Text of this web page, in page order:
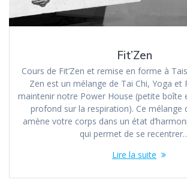
Fit’Zen
Cours de Fit’Zen et remise en forme à
Zen est un mélange de Tai Chi, Yoga et
maintenir notre Power House (petite boîte
profond sur la respiration). Ce mélange
amène votre corps dans un état
qui permet de se
Lire la suite